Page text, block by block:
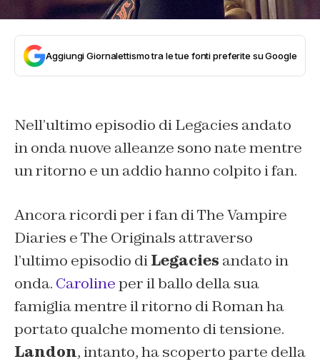
Aggiungi Giornalettismo tra le tue fonti preferite su Google
Nell’ultimo episodio di Legacies andato
in onda nuove alleanze sono nate mentre
un ritorno e un addio hanno colpito i fan.
Ancora ricordi per i fan di The Vampire
Diaries e The Originals attraverso
l’ultimo episodio diLegacies andato in
onda. Carolineper il ballo della sua
famiglia mentre il ritorno di Roman ha
portato qualche momento di tensione.
Landon, intanto, ha scoperto parte della